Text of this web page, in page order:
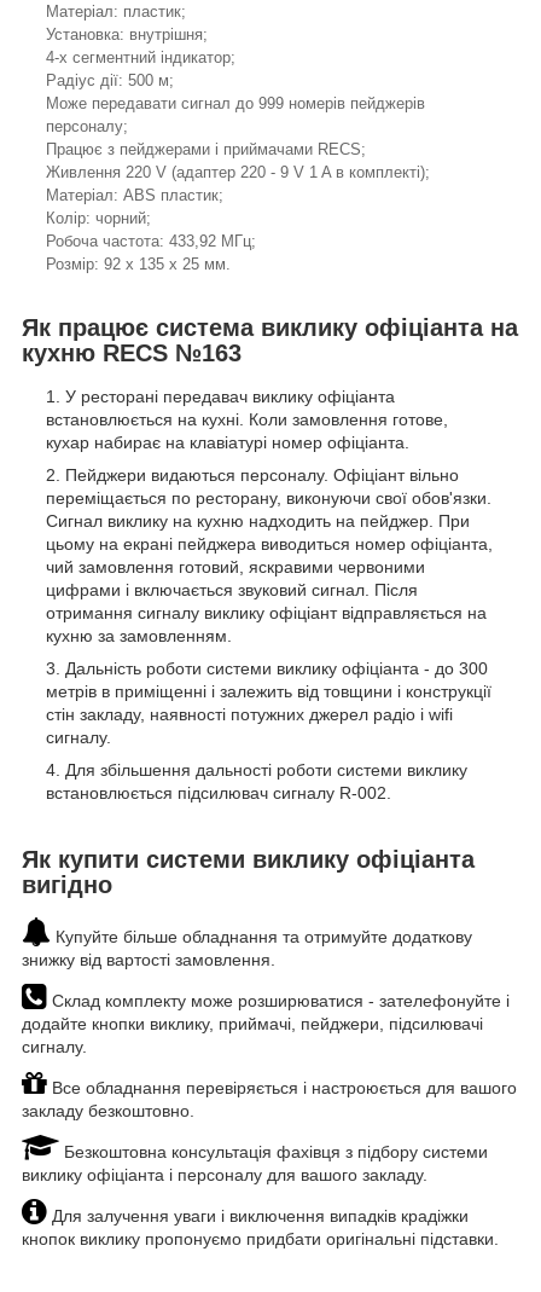
Матеріал: пластик;
Установка: внутрішня;
4-х сегментний індикатор;
Радіус дії: 500 м;
Може передавати сигнал до 999 номерів пейджерів
персоналу;
Працює з пейджерами і приймачами RECS;
Живлення 220 V (адаптер 220 - 9 V 1 A в комплекті);
Матеріал: ABS пластик;
Колір: чорний;
Робоча частота: 433,92 МГц;
Розмір: 92 х 135 х 25 мм.
Як працює система виклику офіціанта на
кухню RECS №163
У ресторані передавач виклику офіціанта
встановлюється на кухні. Коли замовлення готове,
кухар набирає на клавіатурі номер офіціанта.
Пейджери видаються персоналу. Офіціант вільно
переміщається по ресторану, виконуючи свої обов'язки.
Сигнал виклику на кухню надходить на пейджер. При
цьому на екрані пейджера виводиться номер офіціанта,
чий замовлення готовий, яскравими червоними
цифрами і включається звуковий сигнал. Після
отримання сигналу виклику офіціант відправляється на
кухню за замовленням.
Дальність роботи системи виклику офіціанта - до 300
метрів в приміщенні і залежить від товщини і конструкції
стін закладу, наявності потужних джерел радіо і wifi
сигналу.
Для збільшення дальності роботи системи виклику
встановлюється підсилювач сигналу R-002.
Як купити системи виклику офіціанта
вигідно
Купуйте більше обладнання та отримуйте додаткову
знижку від вартості замовлення.
Склад комплекту може розширюватися - зателефонуйте і
додайте кнопки виклику, приймачі, пейджери, підсилювачі
сигналу.
Все обладнання перевіряється і настроюється для вашого
закладу безкоштовно.
Безкоштовна консультація фахівця з підбору системи
виклику офіціанта і персоналу для вашого закладу.
Для залучення уваги і виключення випадків крадіжки
кнопок виклику пропонуємо придбати оригінальні підставки.